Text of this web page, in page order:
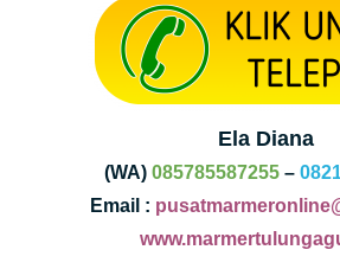
Ela Diana
(WA) 085785587255–
Email :